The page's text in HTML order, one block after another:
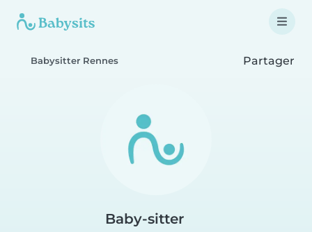
Babysitter Rennes Partager
Baby-sitter